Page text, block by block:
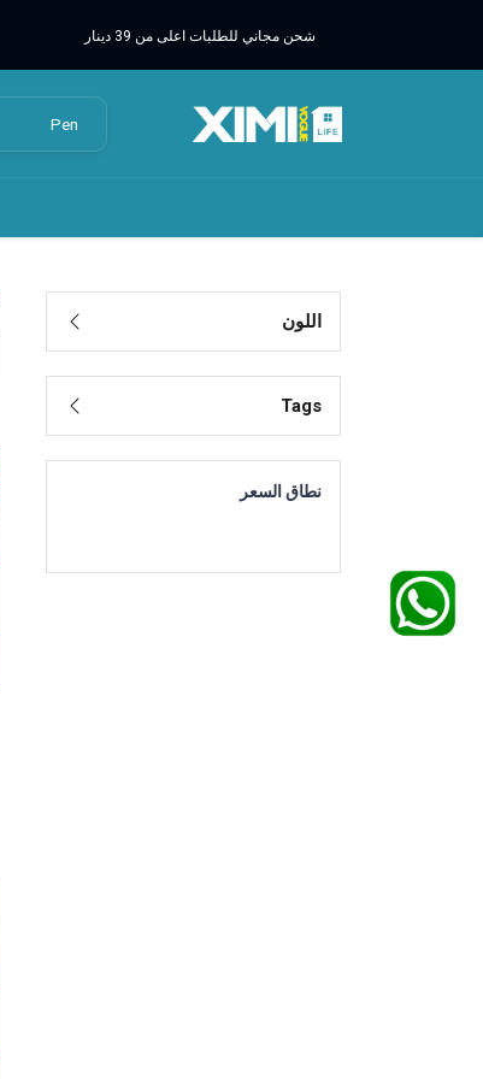
شحن مجاني للطلبات اعلى من 39 دينار
اللون
Tags
نطاق السعر